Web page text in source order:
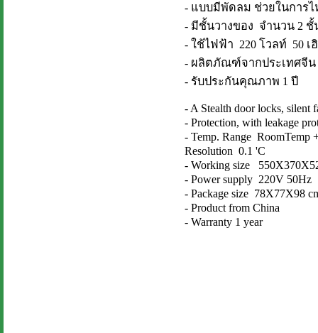
- แบบมีพัดลม ช่วยในการ
- มีชั้นวางของ จำนวน 2 ชั้
- ใช้ไฟฟ้า 220 โวลท์ 50 เ
- ผลิตภัณฑ์จากประเทศจีน
- รับประกันคุณภาพ 1 ปี
- A Stealth door locks, silent
- Protection, with leakage
- Temp. Range RoomTemp
Resolution 0.1 'C
- Working size
- Power supply 220V 50Hz
- Package size 78X77X98
- Product from China
- Warranty 1 year